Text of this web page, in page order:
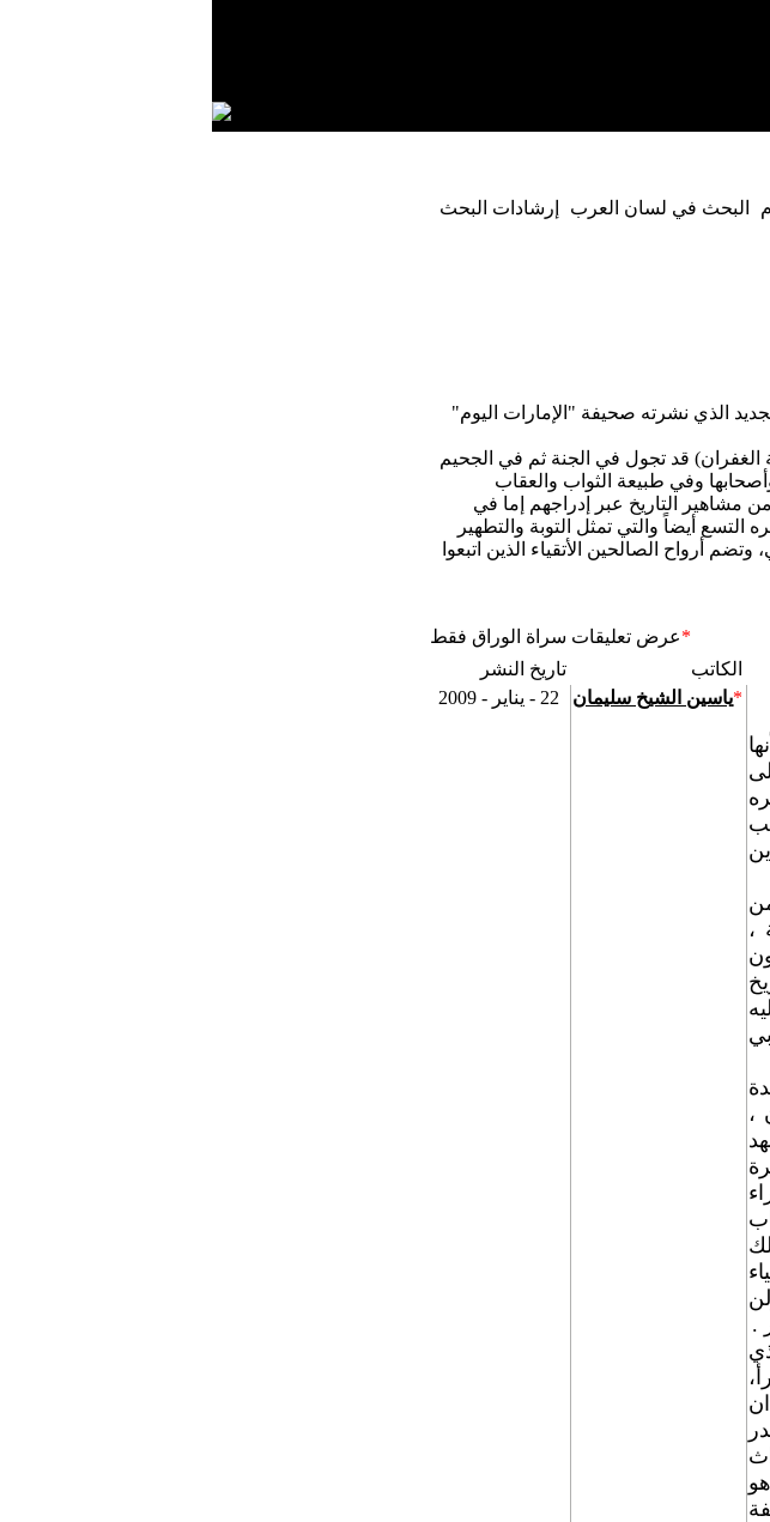
البحث في لسان العرب إرشادات البحث
الذي نشرته صحيفة "الإمارات اليوم"
الغفران) قد تجول في الجنة ثم في الجحيم
وفي طبيعة الثواب والعقاب
من مشاهير التاريخ عبر إدراجهم إما في
أيضاً والتي تمثل التوبة والتطهير
أرواح الصالحين الأتقياء الذين اتبعوا
*عرض تعليقات سراة الوراق فقط
الكاتب
تاريخ النشر
،
،
.
*ياسين الشيخ سليمان 22 - يناير - 2009